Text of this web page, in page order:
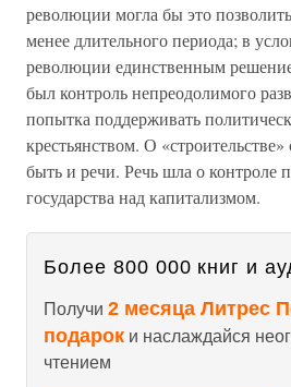
революции могла бы это
менее длительного периода; в
революции единственным
был контроль непреодолимого
попытка поддерживать
крестьянством. О
быть и речи. Речь шла о контроле
государства над капитализмом.
Более 800 000 книг и
Получи 2 месяца Литрес
подарок и наслаждайся
чтением